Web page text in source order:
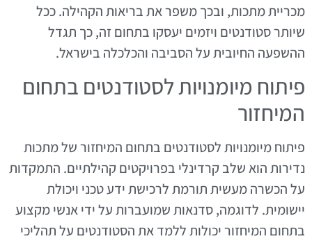
מכריית מתכות, ובכך משפר את בריאות הקהילה. ככל
שיותר סטודנטים ויזמים יעסקו בתחום זה, כך תגדל
ההשפעה החיובית על הסביבה והכלכלה בישראל.
פיתוח מיומנויות לסטודנטים בתחום
המיחזור
פיתוח מיומנויות לסטודנטים בתחום המיחזור של מתכות
נדירות הוא שלב קרדינלי בפרויקטים קהילתיים. התמקדות
על הכשרה מעשית תורמת לרכישת ידע טכני ויכולת
יישומית. לדוגמה, סדנאות שמועברות על ידי אנשי מקצוע
בתחום המיחזור יכולות ללמד את הסטודנטים על תהליכי